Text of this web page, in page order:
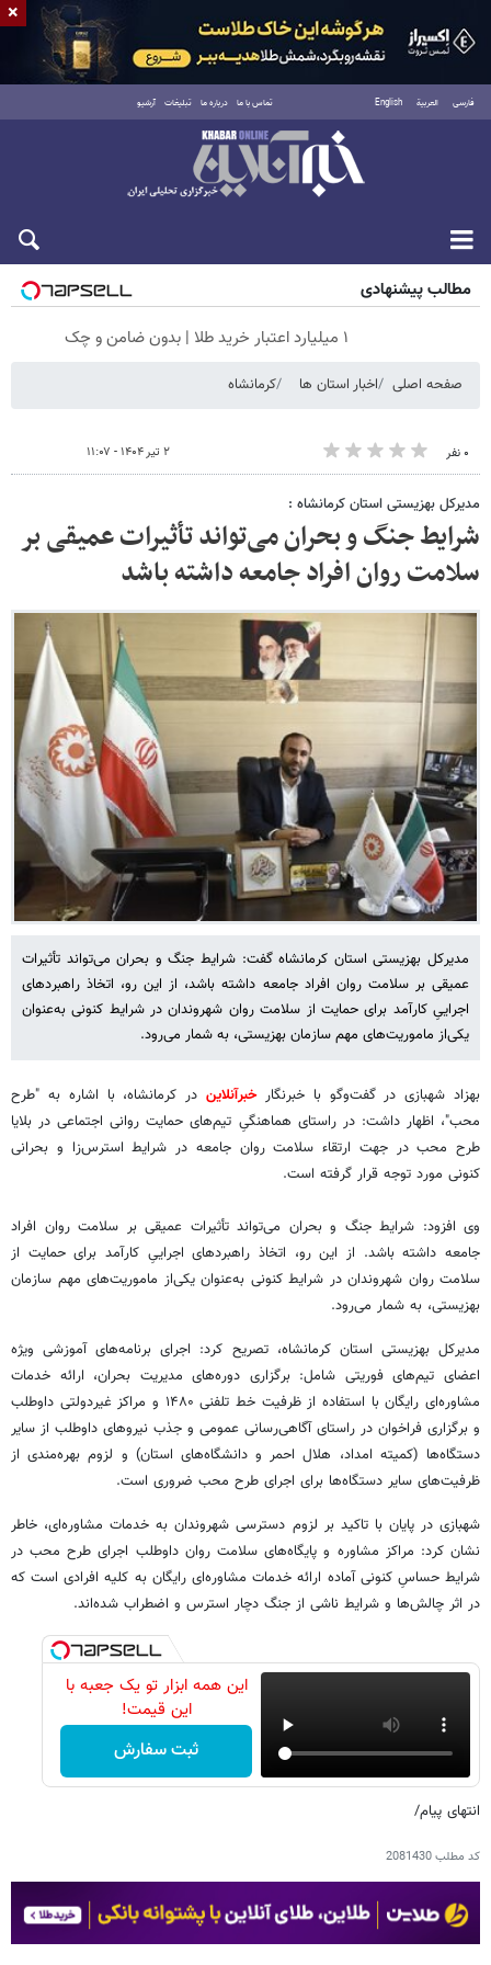
فارسی العربية English تماس با ما درباره ما تبلیغات آرشیو
جمعه ۱۶ مرداد ۱۴۰۵
مطالب پیشنهادی
۱ میلیارد اعتبار خرید طلا | بدون ضامن و چک
صفحه اصلی اخبار استان ها کرمانشاه
۰ نفر ۲ تیر ۱۴۰۴ - ۱۱:۰۷
مدیرکل بهزیستی استان کرمانشاه :
شرایط جنگ و بحران می‌تواند تأثیرات عمیقی بر
سلامت روان افراد جامعه داشته باشد
مدیرکل بهزیستی استان کرمانشاه گفت: شرایط جنگ و بحران می‌تواند تأثیرات
عمیقی بر سلامت روان افراد جامعه داشته باشد، از این رو، اتخاذ راهبردهای
اجراییِ کارآمد برای حمایت از سلامت روان شهروندان در شرایط کنونی به‌عنوان
یکی‌از ماموریت‌های مهم سازمان بهزیستی، به شمار می‌رود.
بهزاد شهبازی در گفت‌وگو با خبرنگارخبرآنلاین در کرمانشاه، با اشاره به "طرح
محب"، اظهار داشت: در راستای هماهنگیِ تیم‌های حمایت روانی اجتماعی در بلایا
طرح محب در جهت ارتقاء سلامت روان جامعه در شرایط استرس‌زا و بحرانی
کنونی مورد توجه قرار گرفته است.
وی افزود: شرایط جنگ و بحران می‌تواند تأثیرات عمیقی بر سلامت روان افراد
جامعه داشته باشد. از این رو، اتخاذ راهبردهای اجراییِ کارآمد برای حمایت از
سلامت روان شهروندان در شرایط کنونی به‌عنوان یکی‌از ماموریت‌های مهم سازمان
بهزیستی، به شمار می‌رود.
مدیرکل بهزیستی استان کرمانشاه، تصریح کرد: اجرای برنامه‌های آموزشی ویژه
اعضای تیم‌های فوریتی شامل: برگزاری دوره‌های مدیریت بحران، ارائه خدمات
مشاوره‌ای رایگان با استفاده از ظرفیت خط تلفنی ۱۴۸۰ و مراکز غیردولتی داوطلب
و برگزاری فراخوان در راستای آگاهی‌رسانی عمومی و جذب نیروهای داوطلب از سایر
دستگاه‌ها (کمیته امداد، هلال احمر و دانشگاه‌های استان) و لزوم بهره‌مندی از
ظرفیت‌های سایر دستگاه‌ها برای اجرای طرح محب ضروری است.
شهبازی در پایان با تاکید بر لزوم دسترسی شهروندان به خدمات مشاوره‌ای، خاطر
نشان کرد: مراکز مشاوره و پایگاه‌های سلامت روان داوطلب اجرای طرح محب در
شرایط حساسِ کنونی آماده ارائه خدمات مشاوره‌ای رایگان به کلیه افرادی است که
در اثر چالش‌ها و شرایط ناشی از جنگ دچار استرس و اضطراب شده‌اند.
این همه ابزار تو یک جعبه با
این قیمت!
ثبت سفارش
انتهای پیام/
کد مطلب2081430
×